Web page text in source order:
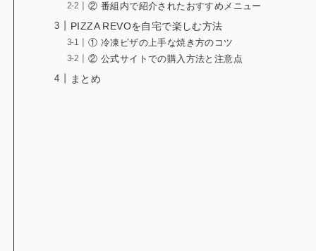
② 番組内で紹介されたおすすめメニュー
PIZZA REVOを自宅で楽しむ方法
① 冷凍ピザの上手な焼き方のコツ
② 公式サイトでの購入方法と注意点
まとめ